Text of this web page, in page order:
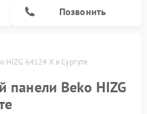
Позвонить
HIZG 64124 X в Сургуте
панели Beko HIZG